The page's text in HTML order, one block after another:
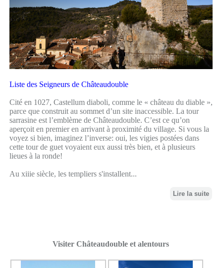
Liste des Seigneurs de Châteaudouble
Cité en 1027, Castellum diaboli, comme le « château du diable »,
parce que construit au sommet d’un site inaccessible. La tour
sarrasine est l’emblème de Châteaudouble. C’est ce qu’on
aperçoit en premier en arrivant à proximité du village. Si vous la
voyez si bien, imaginez l’inverse: oui, les vigies postées dans
cette tour de guet voyaient eux aussi très bien, et à plusieurs
lieues à la ronde!
Au xiiie siècle, les templiers s'installent...
Lire la suite
Visiter Châteaudouble et alentours